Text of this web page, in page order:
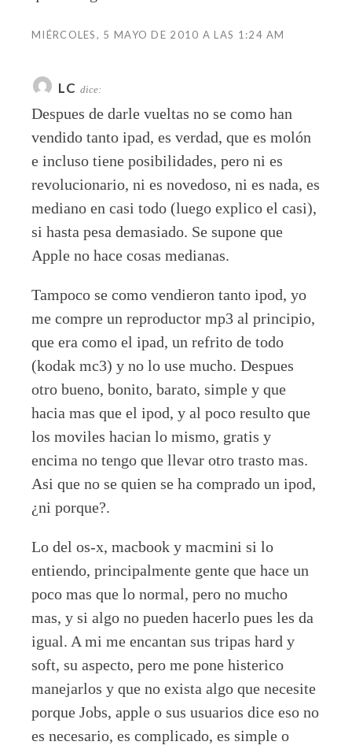
MIÉRCOLES, 5 MAYO DE 2010 A LAS 1:24 AM
LC dice:
Despues de darle vueltas no se como han
vendido tanto ipad, es verdad, que es molón
e incluso tiene posibilidades, pero ni es
revolucionario, ni es novedoso, ni es nada, es
mediano en casi todo (luego explico el casi),
si hasta pesa demasiado. Se supone que
Apple no hace cosas medianas.
Tampoco se como vendieron tanto ipod, yo
me compre un reproductor mp3 al principio,
que era como el ipad, un refrito de todo
(kodak mc3) y no lo use mucho. Despues
otro bueno, bonito, barato, simple y que
hacia mas que el ipod, y al poco resulto que
los moviles hacian lo mismo, gratis y
encima no tengo que llevar otro trasto mas.
Asi que no se quien se ha comprado un ipod,
¿ni porque?.
Lo del os-x, macbook y macmini si lo
entiendo, principalmente gente que hace un
poco mas que lo normal, pero no mucho
mas, y si algo no pueden hacerlo pues les da
igual. A mi me encantan sus tripas hard y
soft, su aspecto, pero me pone histerico
manejarlos y que no exista algo que necesite
porque Jobs, apple o sus usuarios dice eso no
es necesario, es complicado, es simple o